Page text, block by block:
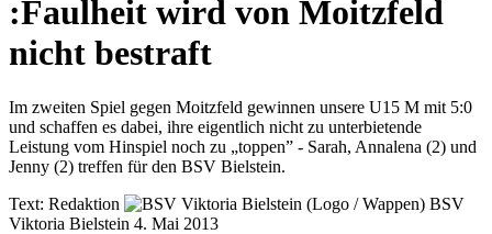
:Faulheit wird von Moitzfeld
nicht bestraft
Im zweiten Spiel gegen Moitzfeld gewinnen unsere U15 M mit 5:0
und schaffen es dabei, ihre eigentlich nicht zu unterbietende
Leistung vom Hinspiel noch zu „toppen” - Sarah, Annalena (2) und
Jenny (2) treffen für den BSV Bielstein.
Text: Redaktion
BSV
Viktoria Bielstein 4. Mai 2013